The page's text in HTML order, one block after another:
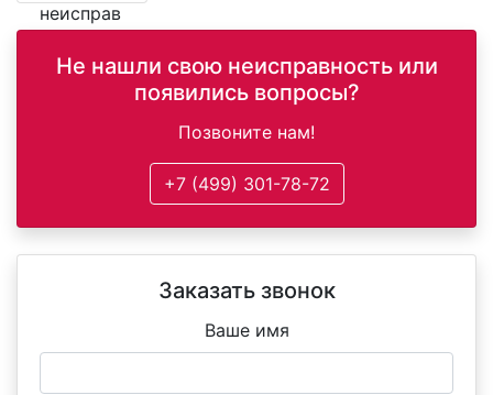
неисправ
детали.
Не нашли свою неисправность или
появились вопросы?
Позвоните нам!
+7 (499) 301-78-72
Заказать звонок
Ваше имя